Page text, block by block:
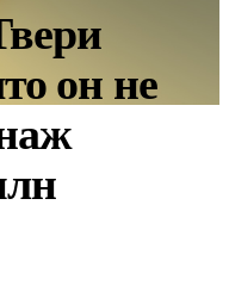
он не